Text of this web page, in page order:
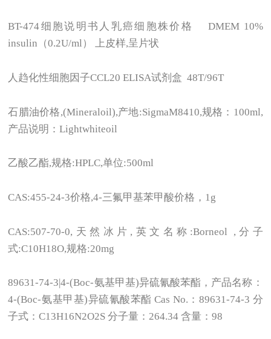
BT-474细胞说明书人乳癌细胞株价格 DMEM 10%
insulin（0.2U/ml） 上皮样,呈片状
人趋化性细胞因子CCL20 ELISA试剂盒 48T/96T
石腊油价格,(Mineraloil),产地:SigmaM8410,规格：100ml,
产品说明：Lightwhiteoil
乙酸乙酯,规格:HPLC,单位:500ml
CAS:455-24-3价格,4-三氟甲基苯甲酸价格，1g
CAS:507-70-0, 天然冰片,英文名称:Borneol ,分子
式:C10H18O,规格:20mg
89631-74-3|4-(Boc-氨基甲基)异硫氰酸苯酯，产品名称：
4-(Boc-氨基甲基)异硫氰酸苯酯 Cas No.：89631-74-3 分
子式：C13H16N2O2S 分子量：264.34 含量：98